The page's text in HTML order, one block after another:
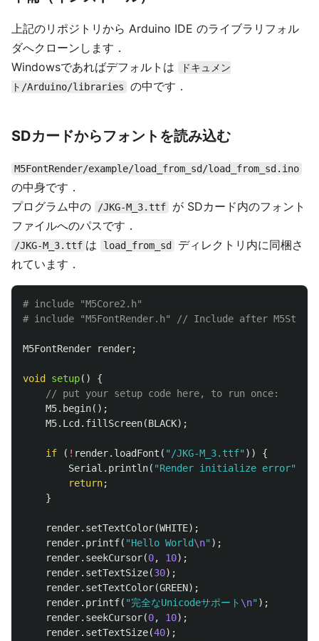
上記のリポジトリから Arduino IDE のライブラリフォル
ダへクローンします．
Windowsであればデフォルトは
ドキュメン
ト/Arduino/libraries
の中です．
SDカードからフォントを読み込む
M5FontRender/example/load_from_sd/load_from_sd.ino
の中身です．
プログラム中の
/JKG-M_3.ttf
が SDカード内のフォント
ファイルへのパスです．
/JKG-M_3.ttf は load_from_sd
ディレクトリ内に同梱さ
れています．
# include "M5Core2.h"
M5FontRender render;
void setup()
{
// put your setup code here, to run once:
M5. begin();
M5. Lcd . fillScreen(BLACK);
if ( ! render. loadFont ( "/JKG-M_3.ttf" ))
{
Serial . println( "Render initialize error"
return;
}
render. setTextColor(WHITE);
render. printf( "Hello World\n" );
render. seekCursor(0, 10);
render. setTextSize(30);
render. setTextColor(GREEN);
render. printf( "完全なUnicodeサポート \n" );
render. seekCursor(0, 10);
render. setTextSize(40);